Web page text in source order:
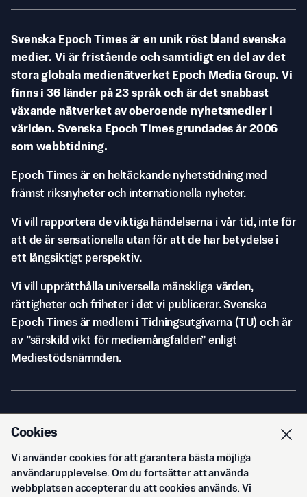
Svenska Epoch Times är en unik röst bland svenska
medier. Vi är fristående och samtidigt en del av det
stora globala medienätverket Epoch Media Group. Vi
finns i 36 länder på 23 språk och är det snabbast
växande nätverket av oberoende nyhetsmedier i
världen. Svenska Epoch Times grundades år 2006
som webbtidning.
Epoch Times är en heltäckande nyhetstidning med
främst riksnyheter och internationella nyheter.
Vi vill rapportera de viktiga händelserna i vår tid, inte för
att de är sensationella utan för att de har betydelse i
ett långsiktigt perspektiv.
Vi vill upprätthålla universella mänskliga värden,
rättigheter och friheter i det vi publicerar. Svenska
Epoch Times är medlem i Tidningsutgivarna (TU) och är
av ”särskild vikt för mediemångfalden” enligt
Mediestödsnämnden.
© Svenska Epoch Times AB2026
Cookies
Vi använder cookies för att garantera bästa möjliga
användarupplevelse. Om du fortsätter att använda
webbplatsen accepterar du att cookies används. Vi